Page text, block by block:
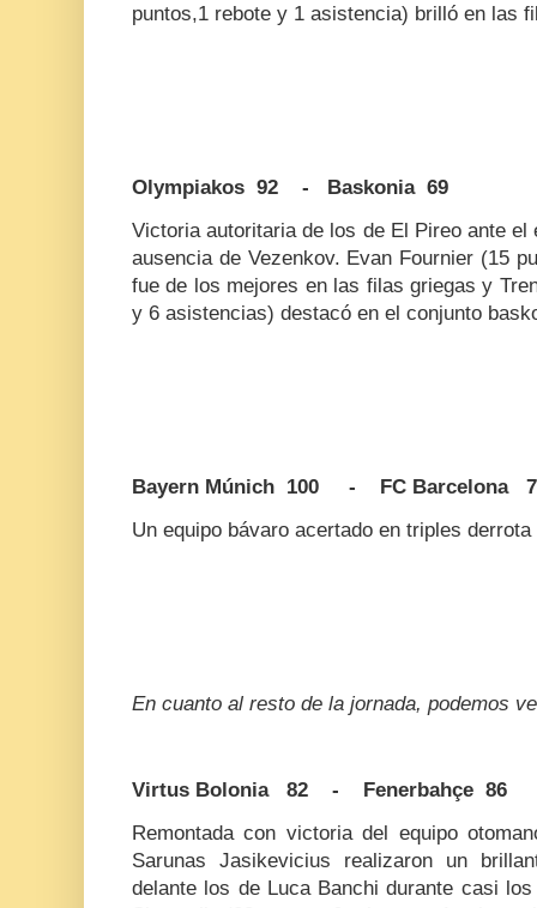
puntos,1 rebote y 1 asistencia) brilló en las
Olympiakos 92 - Baskonia 69
Victoria autoritaria de los de El Pireo ante
ausencia de Vezenkov. Evan Fournier (15
fue de los mejores en las filas griegas y
y 6 asistencias) destacó en el conjunto
Bayern Múnich 100 - FC Barcelona
Un equipo bávaro acertado en triples
En cuanto al resto de la jornada, podemos
Virtus Bolonia 82 - Fenerbahçe 86
Remontada con victoria del equipo
Sarunas Jasikevicius realizaron un
delante los de Luca Banchi durante casi